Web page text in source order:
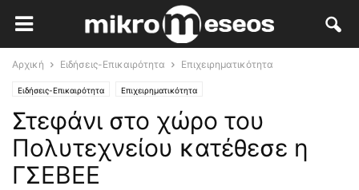
Αρχική Ειδήσεις-Επικαιρότητα Επιχειρηματικότητα
Ειδήσεις-Επικαιρότητα Επιχειρηματικότητα
Στεφάνι στο χώρο του
Πολυτεχνείου κατέθεσε η
ΓΣΕΒΕΕ